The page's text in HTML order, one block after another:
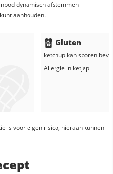
dynamisch afstemmen
aanhouden.
Gluten
ketchupkan sporen
Allergie in ketjap
is voor eigen risico, hieraan kunnen